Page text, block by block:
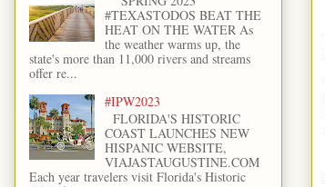
#TEXASTODOS BEAT THE
HEAT ON THE WATER As
the weather warms up, the
state's more than 11,000 rivers and streams
offer re...
#IPW2023
FLORIDA'S HISTORIC
COAST LAUNCHES NEW
HISPANIC WEBSITE,
VIAJASTAUGUSTINE.COM
Each year travelers visit Florida's Historic